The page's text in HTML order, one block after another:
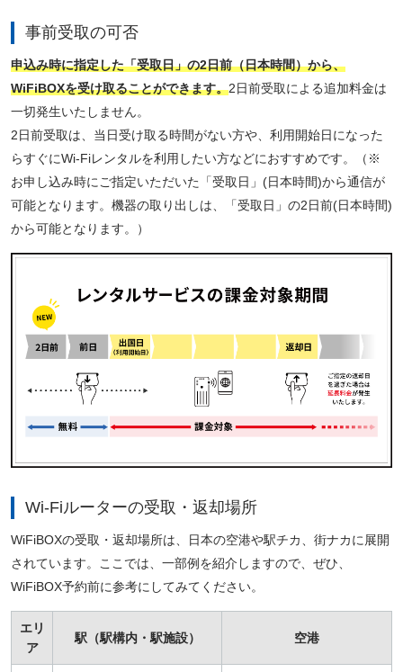
事前受取の可否
申込み時に指定した「受取日」の2日前（日本時間）から、
WiFiBOXを受け取ることができます。2日前受取による追加料金は
一切発生いたしません。
2日前受取は、当日受け取る時間がない方や、利用開始日になった
らすぐにWi-Fiレンタルを利用したい方などにおすすめです。（※
お申し込み時にご指定いただいた「受取日」(日本時間)から通信が
可能となります。機器の取り出しは、「受取日」の2日前(日本時間)
から可能となります。）
Wi-Fiルーターの受取・返却場所
WiFiBOXの受取・返却場所は、日本の空港や駅チカ、街ナカに展開
されています。ここでは、一部例を紹介しますので、ぜひ、
WiFiBOX予約前に参考にしてみてください。
エリ
ア
駅（駅構内・駅施設） 空港